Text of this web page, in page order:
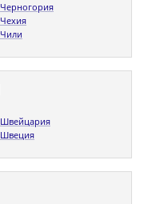
Черногория
Чехия
Чили
Швейцария
Швеция